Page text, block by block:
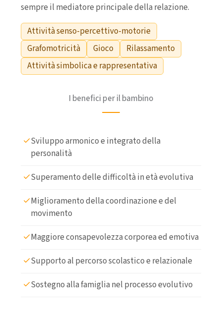
sempre il mediatore principale della relazione.
Attività senso-percettivo-motorie
Grafomotricità
Gioco
Rilassamento
Attività simbolica e rappresentativa
I benefici per il bambino
Sviluppo armonico e integrato della
personalità
Superamento delle difficoltà in età evolutiva
Miglioramento della coordinazione e del
movimento
Maggiore consapevolezza corporea ed emotiva
Supporto al percorso scolastico e relazionale
Sostegno alla famiglia nel processo evolutivo